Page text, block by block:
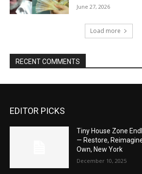
June 27, 2026
Load more
RECENT COMMENTS
EDITOR PICKS
Tiny House Zone
— Restore,
Own, New York
December 10, 2025